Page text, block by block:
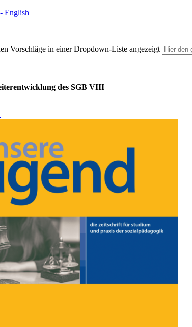
English
Vorschläge in einer Dropdown-Liste angezeigt
des SGB VIII